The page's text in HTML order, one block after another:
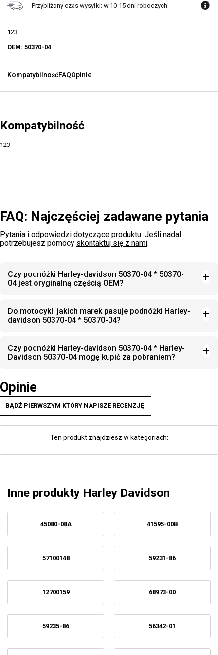
Przybliżony czas wysyłki: w 10-15 dni roboczych
123
OEM: 50370-04
KompatybilnośćFAQOpinie
Kompatybilność
123
FAQ: Najczęściej zadawane pytania
Pytania i odpowiedzi dotyczące produktu. Jeśli nadal
potrzebujesz pomocy skontaktuj się z nami.
Czy podnóżki Harley-davidson 50370-04 * 50370-
04 jest oryginalną częścią OEM?
Do motocykli jakich marek pasuje podnóżki Harley-
davidson 50370-04 * 50370-04?
Czy podnóżki Harley-davidson 50370-04 * Harley-
Davidson 50370-04 mogę kupić za pobraniem?
Opinie
BĄDŹ PIERWSZYM KTÓRY NAPISZE RECENZJĘ!
Ten produkt znajdziesz w kategoriach:
Inne produkty Harley Davidson
45080-08A 41595-00B
57100148 59231-86
12700159 68973-00
59235-86 56342-01